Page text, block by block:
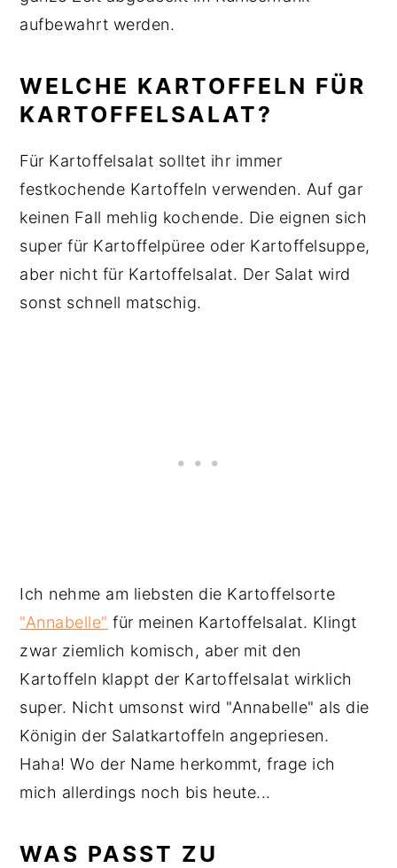
aufbewahrt werden.
WELCHE KARTOFFELN FÜR
KARTOFFELSALAT?
Für Kartoffelsalat solltet ihr immer
festkochende Kartoffeln verwenden. Auf gar
keinen Fall mehlig kochende. Die eignen sich
super für Kartoffelpüree oder Kartoffelsuppe,
aber nicht für Kartoffelsalat. Der Salat wird
sonst schnell matschig.
Ich nehme am liebsten die Kartoffelsorte
"Annabelle" für meinen Kartoffelsalat. Klingt
zwar ziemlich komisch, aber mit den
Kartoffeln klappt der Kartoffelsalat wirklich
super. Nicht umsonst wird "Annabelle" als die
Königin der Salatkartoffeln angepriesen.
Haha! Wo der Name herkommt, frage ich
mich allerdings noch bis heute...
WAS PASST ZU